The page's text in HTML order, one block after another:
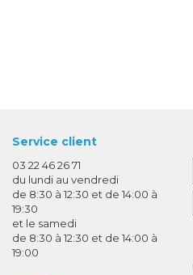
Service client
03 22 46 26 71
du lundi au vendredi
de 8:30 à 12:30 et de 14:00 à
19:30
et le samedi
de 8:30 à 12:30 et de 14:00 à
19:00